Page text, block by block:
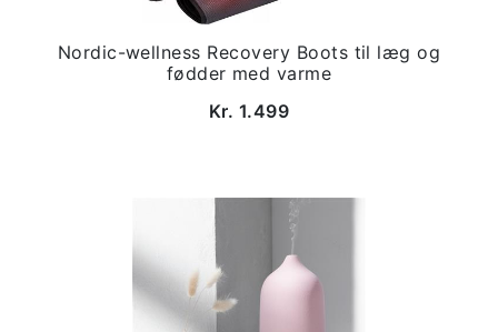
Nordic-wellness Recovery Boots til læg og
fødder med varme
Kr. 1.499